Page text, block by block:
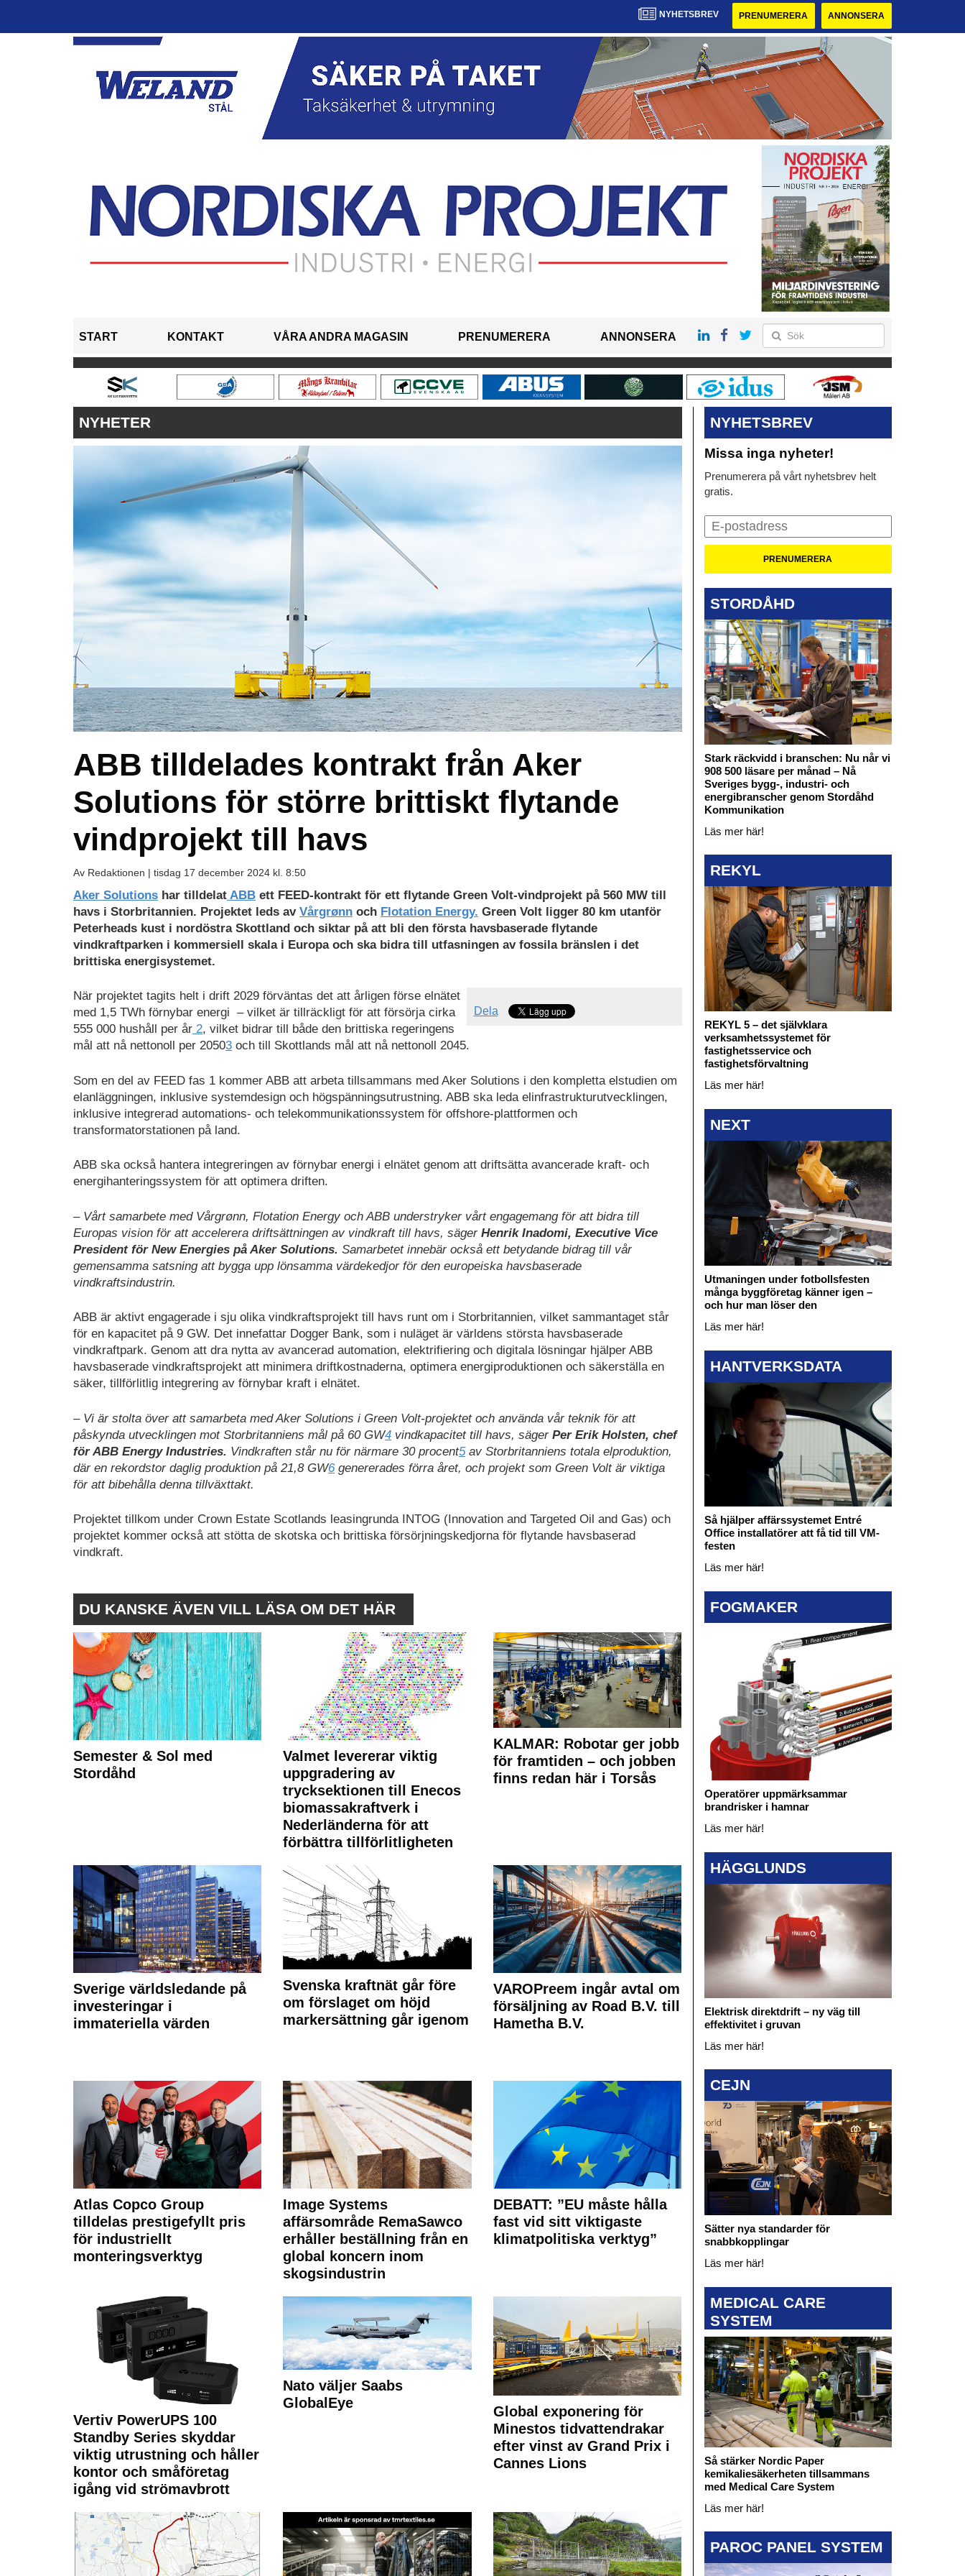
NYHETSBREV PRENUMERERA ANNONSERA
START KONTAKT VÅRA ANDRA MAGASIN PRENUMERERA ANNONSERA
NYHETER
ABB tilldelades kontrakt från Aker
Solutions för större brittiskt flytande
vindprojekt till havs
Av Redaktionen | tisdag 17 december 2024 kl. 8:50
Aker Solutions har tilldelat ABB ett FEED-kontrakt för ett flytande Green Volt-vindprojekt på 560 MW till
havs i Storbritannien. Projektet leds av Vårgrønn och Flotation Energy. Green Volt ligger 80 km utanför
Peterheads kust i nordöstra Skottland och siktar på att bli den första havsbaserade flytande
vindkraftparken i kommersiell skala i Europa och ska bidra till utfasningen av fossila bränslen i det
brittiska energisystemet.
Dela
När projektet tagits helt i drift 2029 förväntas det att årligen förse elnätet
med 1,5 TWh förnybar energi – vilket är tillräckligt för att försörja cirka
555 000 hushåll per år 2, vilket bidrar till både den brittiska regeringens
mål att nå nettonoll per 20503 och till Skottlands mål att nå nettonoll 2045.
Som en del av FEED fas 1 kommer ABB att arbeta tillsammans med Aker Solutions i den kompletta elstudien om
elanläggningen, inklusive systemdesign och högspänningsutrustning. ABB ska leda elinfrastrukturutvecklingen,
inklusive integrerad automations- och telekommunikationssystem för offshore-plattformen och
transformatorstationen på land.
ABB ska också hantera integreringen av förnybar energi i elnätet genom att driftsätta avancerade kraft- och
energihanteringssystem för att optimera driften.
– Vårt samarbete med Vårgrønn, Flotation Energy och ABB understryker vårt engagemang för att bidra till
Europas vision för att accelerera driftsättningen av vindkraft till havs, säger Henrik Inadomi, Executive Vice
President för New Energies på Aker Solutions. Samarbetet innebär också ett betydande bidrag till vår
gemensamma satsning att bygga upp lönsamma värdekedjor för den europeiska havsbaserade
vindkraftsindustrin.
ABB är aktivt engagerade i sju olika vindkraftsprojekt till havs runt om i Storbritannien, vilket sammantaget står
för en kapacitet på 9 GW. Det innefattar Dogger Bank, som i nuläget är världens största havsbaserade
vindkraftpark. Genom att dra nytta av avancerad automation, elektrifiering och digitala lösningar hjälper ABB
havsbaserade vindkraftsprojekt att minimera driftkostnaderna, optimera energiproduktionen och säkerställa en
säker, tillförlitlig integrering av förnybar kraft i elnätet.
– Vi är stolta över att samarbeta med Aker Solutions i Green Volt-projektet och använda vår teknik för att
påskynda utvecklingen mot Storbritanniens mål på 60 GW4 vindkapacitet till havs, säger Per Erik Holsten, chef
för ABB Energy Industries. Vindkraften står nu för närmare 30 procent5av Storbritanniens totala elproduktion,
där en rekordstor daglig produktion på 21,8 GW6genererades förra året, och projekt som Green Volt är viktiga
för att bibehålla denna tillväxttakt.
Projektet tillkom under Crown Estate Scotlands leasingrunda INTOG (Innovation and Targeted Oil and Gas) och
projektet kommer också att stötta de skotska och brittiska försörjningskedjorna för flytande havsbaserad
vindkraft.
DU KANSKE ÄVEN VILL LÄSA OM DET HÄR
Semester & Sol med
Stordåhd
Valmet levererar viktig
uppgradering av
trycksektionen till Enecos
biomassakraftverk i
Nederländerna för att
förbättra tillförlitligheten
KALMAR: Robotar ger jobb
för framtiden – och jobben
finns redan här i Torsås
Sverige världsledande på
investeringar i
immateriella värden
Svenska kraftnät går före
om förslaget om höjd
markersättning går igenom
VAROPreem ingår avtal om
försäljning av Road B.V. till
Hametha B.V.
Atlas Copco Group
tilldelas prestigefyllt pris
för industriellt
monteringsverktyg
Image Systems
affärsområde RemaSawco
erhåller beställning från en
global koncern inom
skogsindustrin
DEBATT: ”EU måste hålla
fast vid sitt viktigaste
klimatpolitiska verktyg”
Vertiv PowerUPS 100
Standby Series skyddar
viktig utrustning och håller
kontor och småföretag
igång vid strömavbrott
Nato väljer Saabs
GlobalEye
Global exponering för
Minestos tidvattendrakar
efter vinst av Grand Prix i
Cannes Lions
NYHETSBREV
Missa inga nyheter!
Prenumerera på vårt nyhetsbrev helt
gratis.
STORDÅHD
Stark räckvidd i branschen: Nu når vi
908 500 läsare per månad – Nå
Sveriges bygg-, industri- och
energibranscher genom Stordåhd
Kommunikation
Läs mer här!
REKYL
REKYL 5 – det självklara
verksamhetssystemet för
fastighetsservice och
fastighetsförvaltning
Läs mer här!
NEXT
Utmaningen under fotbollsfesten
många byggföretag känner igen –
och hur man löser den
Läs mer här!
HANTVERKSDATA
Så hjälper affärssystemet Entré
Office installatörer att få tid till VM-
festen
Läs mer här!
FOGMAKER
Operatörer uppmärksammar
brandrisker i hamnar
Läs mer här!
HÄGGLUNDS
Elektrisk direktdrift – ny väg till
effektivitet i gruvan
Läs mer här!
CEJN
Sätter nya standarder för
snabbkopplingar
Läs mer här!
MEDICAL CARE
SYSTEM
Så stärker Nordic Paper
kemikaliesäkerheten tillsammans
med Medical Care System
Läs mer här!
PAROC PANEL SYSTEM